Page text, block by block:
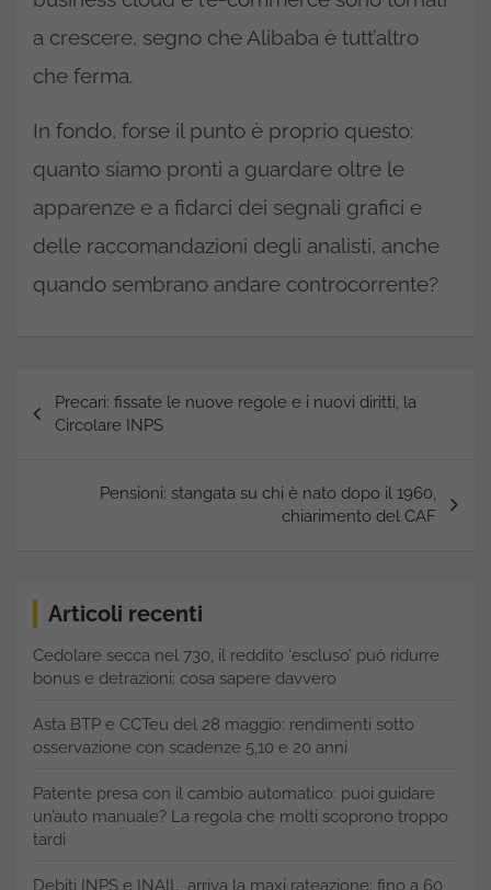
a crescere, segno che Alibaba è tutt’altro
che ferma.
In fondo, forse il punto è proprio questo:
quanto siamo pronti a guardare oltre le
apparenze e a fidarci dei segnali grafici e
delle raccomandazioni degli analisti, anche
quando sembrano andare controcorrente?
articoli
Precari: fissate le nuove regole e i nuovi diritti, la
Circolare INPS
Pensioni: stangata su chi è nato dopo il 1960,
chiarimento del CAF
Articoli recenti
Cedolare secca nel 730, il reddito ‘escluso’ può ridurre
bonus e detrazioni: cosa sapere davvero
Asta BTP e CCTeu del 28 maggio: rendimenti sotto
osservazione con scadenze 5,10 e 20 anni
Patente presa con il cambio automatico: puoi guidare
un’auto manuale? La regola che molti scoprono troppo
tardi
Debiti INPS e INAIL, arriva la maxi rateazione: fino a 60